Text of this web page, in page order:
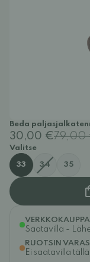
Beda
30,00 €79,00
Valitse
33 34 35
VERKKOKAUPPA
Saatavilla -
RUOTSIN
Ei saatavilla